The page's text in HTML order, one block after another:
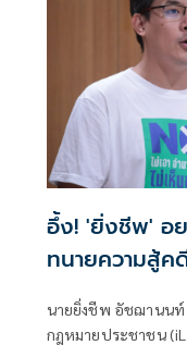
อึ้ง! 'ยิ่งชีพ' อ
ทนายความสู้
ประมาท
นายยิ่งชีพ อัชฌานนท์ ผู้อำนวยการโครงการอินเทอร์เน็ตเพื่อ
กฎหมายประชาชน